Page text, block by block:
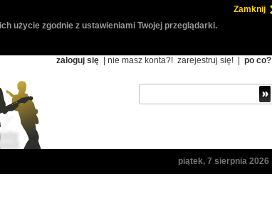
Zamknij
użycie zgodnie z ustawieniami Twojej przeglądarki.
zaloguj się | nie masz konta?! zarejestruj się! po co?
piątek, 7 sierpnia 2026